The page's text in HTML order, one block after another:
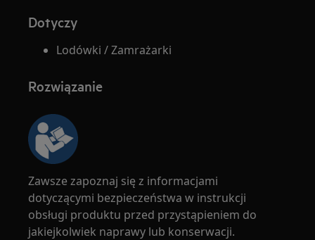
Dotyczy
Lodówki / Zamrażarki
Rozwiązanie
Zawsze zapoznaj się z informacjami
dotyczącymi bezpieczeństwa w instrukcji
obsługi produktu przed przystąpieniem do
jakiejkolwiek naprawy lub konserwacji.